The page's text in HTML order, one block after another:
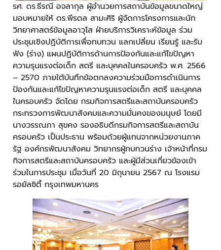
รศ. ดร.ธีรณี อจลากุล ผู้อำนวยการสถาบันข้อมูลขนาดใหญ่
มอบหมายให้ ดร.พีรดล สามะศิริ ผู้จัดการโครงการและนัก
วิทยาศาสตร์ข้อมูลอาวุโส ฝ่ายบริการวิเคราะห์ข้อมูล ร่วม
ประชุมเชิงปฏิบัติการเพื่อทบทวน แลกเปลี่ยน เรียนรู้ และรับ
ฟัง (ร่าง) แผนปฏิบัติการด้านการป้องกันและแก้ไขปัญหา
ความรุนแรงต่อเด็ก สตรี และบุคคลในครอบครัว พ.ศ. 2566
– 2570 ภายใต้บันทึกข้อตกลงความร่วมมือการดำเนินการ
ป้องกันและแก้ไขปัญหาความรุนแรงต่อเด็ก สตรี และบุคคล
ในครอบครัว จัดโดย กรมกิจการสตรีและสถาบันครอบครัว
กระทรวงการพัฒนาสังคมและความมั่นคงของมนุษย์ โดยมี
นางวรรณภา สุขคง รองอธิบดีกรมกิจการสตรีและสถาบัน
ครอบครัว เป็นประธาน พร้อมด้วยผู้แทนจากหน่วยงานภาค
รัฐ องค์กรพัฒนาสังคม วิทยากรผู้ทบทวนร่าง เจ้าหน้าที่กรม
กิจการสตรีและสถาบันครอบครัว และผู้มีส่วนเกี่ยวข้องเข้า
ร่วมในการประชุม เมื่อวันที่ 20 มิถุนายน 2567 ณ โรงแรม
รอยัลซิตี้ กรุงเทพมหานคร